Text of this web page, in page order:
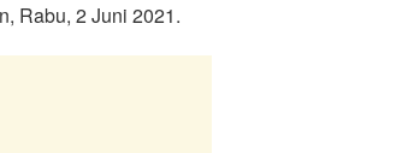
Rabu, 2 Juni 2021.